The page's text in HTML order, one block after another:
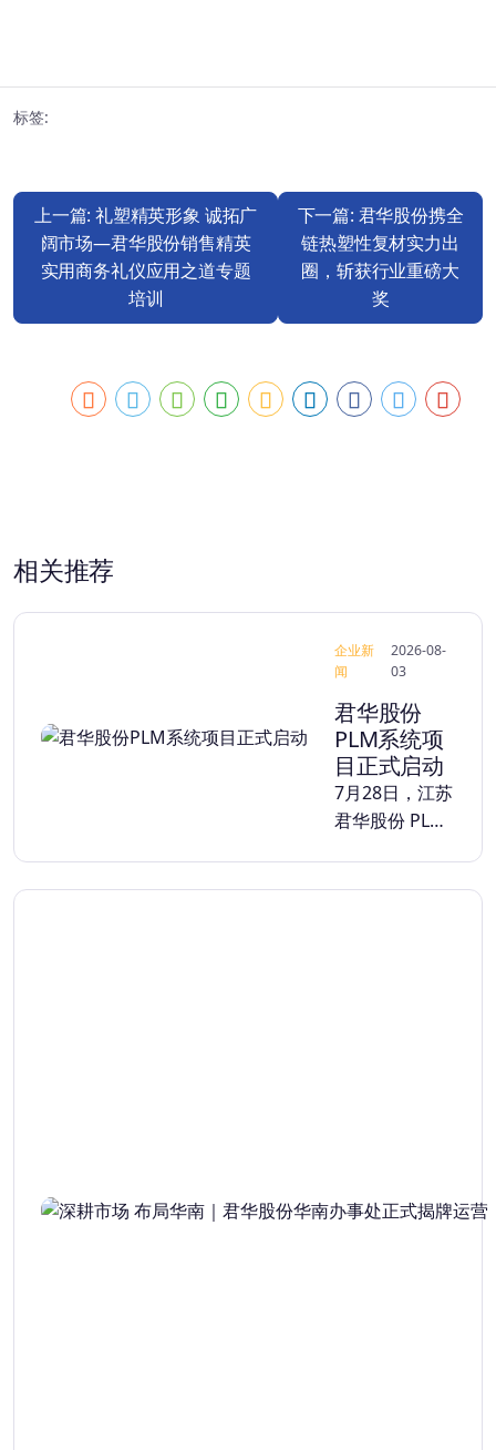
标签:
上一篇: 礼塑精英形象 诚拓广
阔市场—君华股份销售精英
实用商务礼仪应用之道专题
培训
下一篇: 君华股份携全
链热塑性复材实力出
圈，斩获行业重磅大
奖
相关推荐
企业新
闻
2026-08-
03
君华股份
PLM系统项
目正式启动
7月28日，江苏
君华股份 PL…